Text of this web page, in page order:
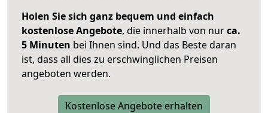
Holen Sie sich ganz bequem und einfach
kostenlose Angebote, die innerhalb von nurca.
5 Minuten bei Ihnen sind. Und das Beste daran
ist, dass all dies zu erschwinglichen Preisen
angeboten werden.
Kostenlose Angebote erhalten